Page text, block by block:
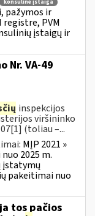
konsulinė įstaiga
pažymos ir
registre, PVM
įstaigų ir
Nr. VA-49
inspekcijos
viršininko
(toliau –...
MĮP 2021 »
2025 m.
įstatymų
pakeitimai nuo
tos pačios